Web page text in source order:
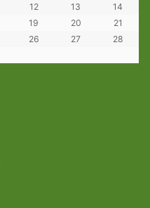
12 13
14
19 20
21
26 27
28